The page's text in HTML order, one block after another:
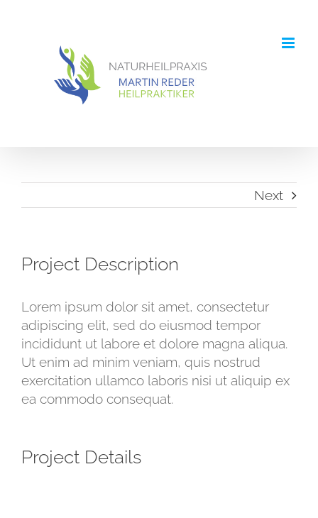
Next
Project Description
Lorem ipsum dolor sit amet, consectetur
adipiscing elit, sed do eiusmod tempor
incididunt ut labore et dolore magna aliqua.
Ut enim ad minim veniam, quis nostrud
exercitation ullamco laboris nisi ut aliquip ex
ea commodo consequat.
Project Details